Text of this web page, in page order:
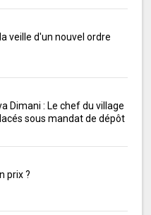
veille d'un nouvel ordre
Dimani : Le chef du village
sous mandat de dépôt
prix ?